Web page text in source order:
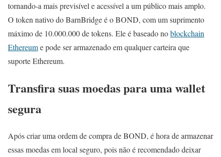
tornando-a mais previsível e acessível a um público mais amplo.
O token nativo do BarnBridge é o BOND, com um suprimento
máximo de 10.000.000 de tokens. Ele é baseado noblockchain
Ethereume pode ser armazenado em qualquer carteira que
suporte Ethereum.
Transfira suas moedas para uma wallet
segura
Após criar uma ordem de compra de BOND, é hora de armazenar
essas moedas em local seguro, pois não é recomendado deixar